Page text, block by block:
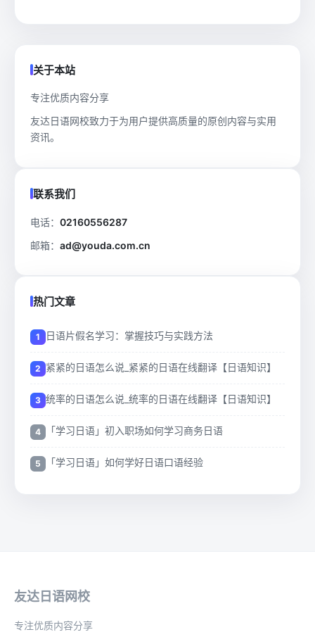
关于本站
专注优质内容分享
友达日语网校致力于为用户提供高质量的原创内容与实用
资讯。
联系我们
电话： 02160556287
邮箱： ad@youda.com.cn
热门文章
日语片假名学习：掌握技巧与实践方法
紧紧的日语怎么说_紧紧的日语在线翻译【日语知识】
统率的日语怎么说_统率的日语在线翻译【日语知识】
「学习日语」初入职场如何学习商务日语
「学习日语」如何学好日语口语经验
友达日语网校
专注优质内容分享